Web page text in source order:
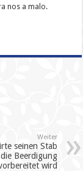
nos a malo.
Weiter
seinen Stab
Beerdigung
wird